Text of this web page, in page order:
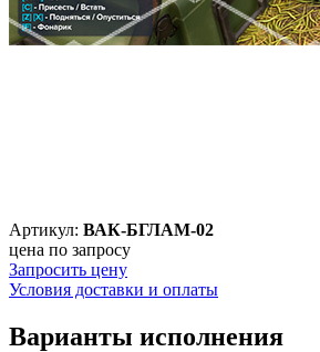
Артикул: ВАК-БГЛАМ-02
цена по запросу
Запросить цену
Условия доставки и оплаты
Варианты исполнения